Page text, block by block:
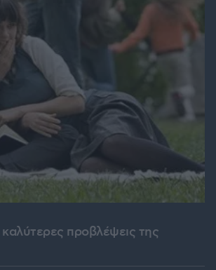
καλύτερες προβλέψεις της